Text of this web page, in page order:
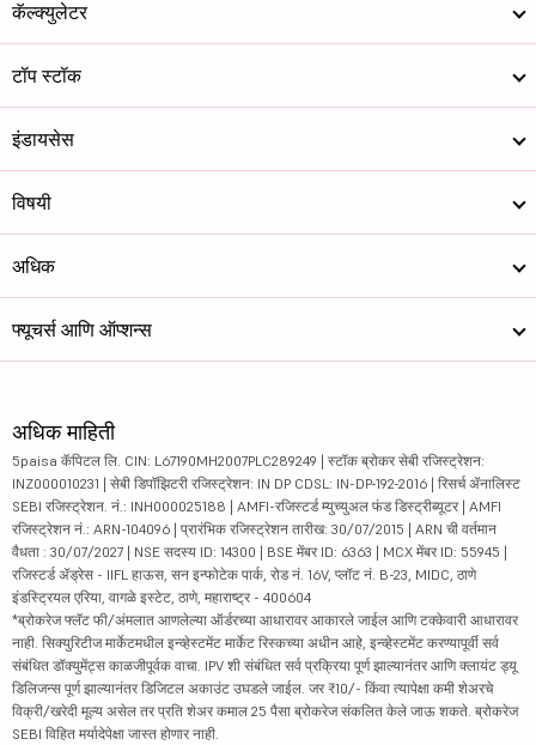
कॅल्क्युलेटर
टॉप स्टॉक
इंडायसेस
विषयी
अधिक
फ्यूचर्स आणि ऑप्शन्स
अधिक माहिती
5paisa कॅपिटल लि. CIN: L67190MH2007PLC289249 | स्टॉक ब्रोकर सेबी रजिस्ट्रेशन:
INZ000010231 | सेबी डिपॉझिटरी रजिस्ट्रेशन: IN DP CDSL: IN-DP-192-2016 | रिसर्च ॲनालिस्ट
SEBI रजिस्ट्रेशन. नं.: INH000025188 | AMFI-रजिस्टर्ड म्युच्युअल फंड डिस्ट्रीब्यूटर | AMFI
रजिस्ट्रेशन नं.: ARN-104096 | प्रारंभिक रजिस्ट्रेशन तारीख: 30/07/2015 | ARN ची वर्तमान
वैधता : 30/07/2027 | NSE सदस्य ID: 14300 | BSE मेंबर ID: 6363 | MCX मेंबर ID: 55945 |
रजिस्टर्ड ॲड्रेस - IIFL हाऊस, सन इन्फोटेक पार्क, रोड नं. 16V, प्लॉट नं. B-23, MIDC, ठाणे
इंडस्ट्रियल एरिया, वागळे इस्टेट, ठाणे, महाराष्ट्र - 400604
*ब्रोकरेज फ्लॅट फी/अंमलात आणलेल्या ऑर्डरच्या आधारावर आकारले जाईल आणि टक्केवारी आधारावर
नाही. सिक्युरिटीज मार्केटमधील इन्व्हेस्टमेंट मार्केट रिस्कच्या अधीन आहे, इन्व्हेस्टमेंट करण्यापूर्वी सर्व
संबंधित डॉक्युमेंट्स काळजीपूर्वक वाचा. IPV शी संबंधित सर्व प्रक्रिया पूर्ण झाल्यानंतर आणि क्लायंट ड्यू
डिलिजन्स पूर्ण झाल्यानंतर डिजिटल अकाउंट उघडले जाईल. जर ₹10/- किंवा त्यापेक्षा कमी शेअरचे
विक्री/खरेदी मूल्य असेल तर प्रति शेअर कमाल 25 पैसा ब्रोकरेज संकलित केले जाऊ शकते. ब्रोकरेज
SEBI विहित मर्यादेपेक्षा जास्त होणार नाही.